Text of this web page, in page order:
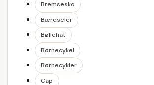
Bremsesko
Bæreseler
Bøllehat
Børnecykel
Børnecykler
Cap